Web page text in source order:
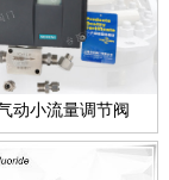
款零缺陷型产品，
工艺的基础上，改
动小流量调节阀